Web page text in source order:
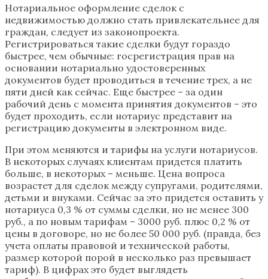
Нотариальное оформление сделок с
недвижимостью должно стать привлекательнее для
граждан, следует из законопроекта.
Регистрироваться такие сделки будут гораздо
быстрее, чем обычные: госрегистрация прав на
основании нотариально удостоверенных
документов будет проводиться в течение трех, а не
пяти дней как сейчас. Еще быстрее – за один
рабочий день с момента принятия документов – это
будет проходить, если нотариус представит на
регистрацию документы в электронном виде.
При этом меняются и тарифы на услуги нотариусов.
В некоторых случаях клиентам придется платить
больше, в некоторых – меньше. Цена вопроса
возрастет для сделок между супругами, родителями,
детьми и внуками. Сейчас за это придется оставить у
нотариуса 0,3 % от суммы сделки, но не менее 300
руб., а по новым тарифам – 3000 руб. плюс 0,2 % от
цены в договоре, но не более 50 000 руб. (правда, без
учета оплаты правовой и технической работы,
размер которой порой в несколько раз превышает
тариф). В цифрах это будет выглядеть